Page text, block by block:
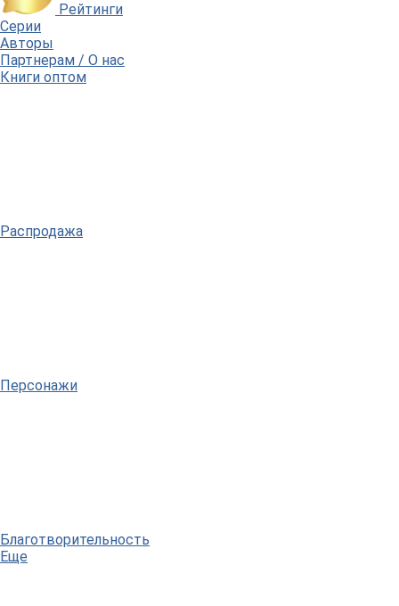
Рейтинги
Серии
Авторы
Партнерам / О нас
Книги оптом
Распродажа
Персонажи
Благотворительность
Еще